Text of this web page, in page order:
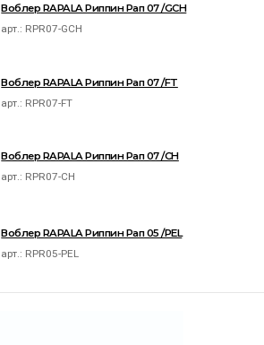
Воблер RAPALA Риппин Рап 07 /GCH
арт.: RPR07-GCH
Воблер RAPALA Риппин Рап 07 /FT
арт.: RPR07-FT
Воблер RAPALA Риппин Рап 07 /CH
арт.: RPR07-CH
Воблер RAPALA Риппин Рап 05 /PEL
арт.: RPR05-PEL